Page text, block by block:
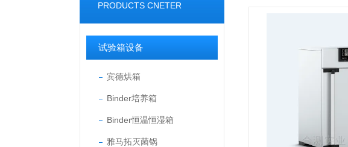
PRODUCTS CNETER
试验箱设备
宾德烘箱
Binder培养箱
Binder恒温恒湿箱
雅马拓灭菌锅